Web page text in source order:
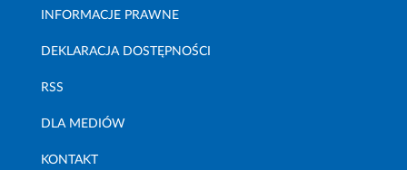
INFORMACJE PRAWNE
DEKLARACJA DOSTĘPNOŚCI
RSS
DLA MEDIÓW
KONTAKT